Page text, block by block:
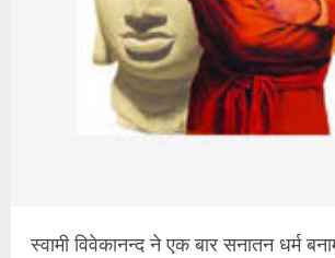
स्वामी विवेकानन्द ने एक बार सनातन धर्म